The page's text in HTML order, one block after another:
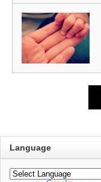
Language